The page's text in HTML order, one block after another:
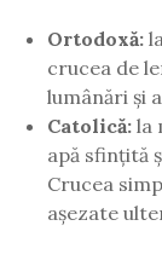
Ortodoxă:
crucea de
lumânări și
Catolică: la
apă sfințită
Crucea
așezate